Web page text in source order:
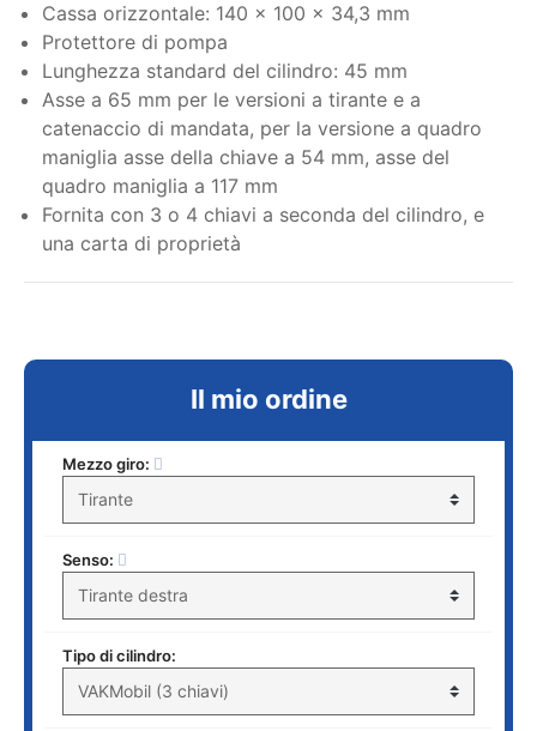
Cassa orizzontale: 140 x 100 x 34,3 mm
Protettore di pompa
Lunghezza standard del cilindro: 45 mm
Asse a 65 mm per le versioni a tirante e a
catenaccio di mandata, per la versione a quadro
maniglia asse della chiave a 54 mm, asse del
quadro maniglia a 117 mm
Fornita con 3 o 4 chiavi a seconda del cilindro, e
una carta di proprietà
Il mio ordine
Mezzo giro:
Senso:
Tipo di cilindro: